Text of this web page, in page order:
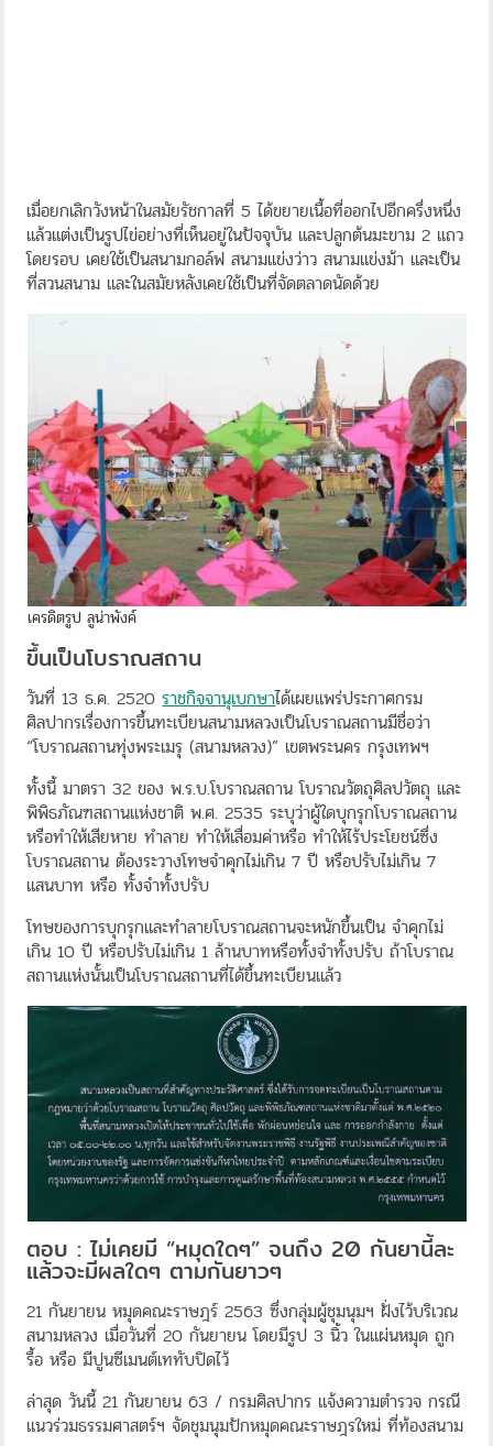
เมื่อยกเลิกวังหน้าในสมัยรัชกาลที่ 5 ได้ขยายเนื้อที่ออกไปอีกครึ่งหนึ่ง
แล้วแต่งเป็นรูปไข่อย่างที่เห็นอยู่ในปัจจุบัน และปลูกต้นมะขาม 2 แถว
โดยรอบ เคยใช้เป็นสนามกอล์ฟ สนามแข่งว่าว สนามแข่งม้า และเป็น
ที่สวนสนาม และในสมัยหลังเคยใช้เป็นที่จัดตลาดนัดด้วย
เครดิตรูป ลูน่าพังค์
ขึ้นเป็นโบราณสถาน
วันที่ 13 ธ.ค. 2520ราชกิจจานุเบกษาได้เผยแพร่ประกาศกรม
ศิลปากรเรื่องการขึ้นทะเบียนสนามหลวงเป็นโบราณสถานมีชื่อว่า
“โบราณสถานทุ่งพระเมรุ (สนามหลวง)” เขตพระนคร กรุงเทพฯ
ทั้งนี้ มาตรา 32 ของ พ.ร.บ.โบราณสถาน โบราณวัตถุศิลปวัตถุ และ
พิพิธภัณฑสถานแห่งชาติ พ.ศ. 2535 ระบุว่าผู้ใดบุกรุกโบราณสถาน
หรือทําให้เสียหาย ทําลาย ทําให้เสื่อมค่าหรือ ทําให้ไร้ประโยชน์ซึ่ง
โบราณสถาน ต้องระวางโทษจําคุกไม่เกิน 7 ปี หรือปรับไม่เกิน 7
แสนบาท หรือ ทั้งจําทั้งปรับ
โทษของการบุกรุกและทำลายโบราณสถานจะหนักขึ้นเป็น จำคุกไม่
เกิน 10 ปี หรือปรับไม่เกิน 1 ล้านบาทหรือทั้งจำทั้งปรับ ถ้าโบราณ
สถานแห่งนั้นเป็นโบราณสถานที่ได้ขึ้นทะเบียนแล้ว
ตอบ : ไม่เคยมี “หมุดใดๆ” จนถึง 20 กันยานี้ละ
แล้วจะมีผลใดๆ ตามกันยาวๆ
21 กันยายน หมุดคณะราษฎร์ 2563 ซึ่งกลุ่มผู้ชุมนุมฯ ฝั่งไว้บริเวณ
สนามหลวง เมื่อวันที่ 20 กันยายน โดยมีรูป 3 นิ้ว ในแผ่นหมุด ถูก
รื้อ หรือ มีปูนซีเมนต์เททับปิดไว้
ล่าสุด วันนี้ 21 กันยายน 63 / กรมศิลปากร แจ้งความตำรวจ กรณี
แนวร่วมธรรมศาสตร์ฯ จัดชุมนุมปักหมุดคณะราษฎรใหม่ ที่ท้องสนาม